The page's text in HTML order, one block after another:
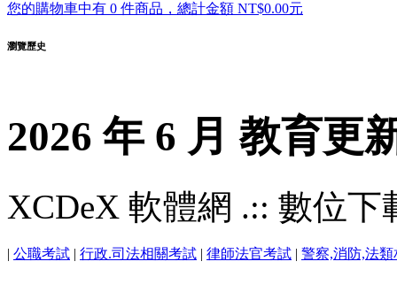
您的購物車中有 0 件商品，總計金額 NT$0.00元
瀏覽歷史
2026 年 6 月 教育更
XCDeX 軟體網 .:: 數位
| 公職考試 | 行政.司法相關考試 | 律師法官考試 | 警察,消防,法